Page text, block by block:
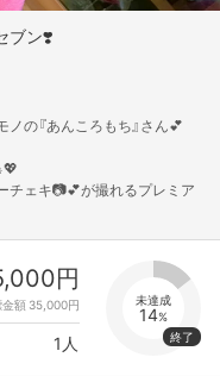
ブン❣️
の『あんころもち』さん💕
チェキ📷💕が撮れるプレミア
円
金額 35,000円 未達成
14%
1人